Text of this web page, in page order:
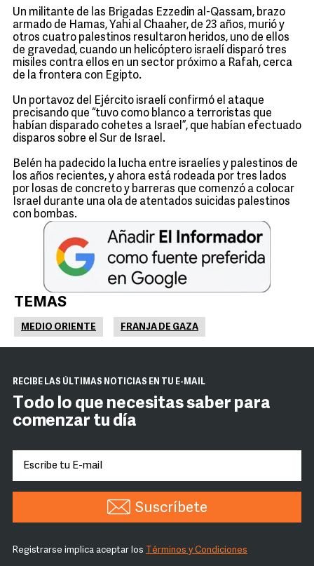
Un militante de las Brigadas Ezzedin al-Qassam, brazo
armado de Hamas, Yahi al Chaaher, de 23 años, murió y
otros cuatro palestinos resultaron heridos, uno de ellos
de gravedad, cuando un helicóptero israelí disparó tres
misiles contra ellos en un sector próximo a Rafah, cerca
de la frontera con Egipto.
Un portavoz del Ejército israelí confirmó el ataque
precisando que “tuvo como blanco a terroristas que
habían disparado cohetes a Israel”, que habían efectuado
disparos sobre el Sur de Israel.
Belén ha padecido la lucha entre israelíes y palestinos de
los años recientes, y ahora está rodeada por tres lados
por losas de concreto y barreras que comenzó a colocar
Israel durante una ola de atentados suicidas palestinos
con bombas.
TEMAS
MEDIO ORIENTE FRANJA DE GAZA
RECIBE LAS ÚLTIMAS NOTICIAS EN TU E-MAIL
Todo lo que necesitas saber para
comenzar tu día
Suscríbete
Registrarse implica aceptar los Términos y Condiciones